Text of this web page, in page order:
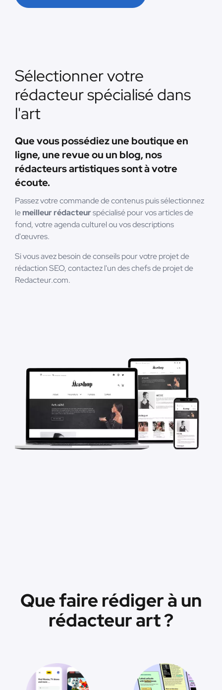
Sélectionner votre
rédacteur spécialisé dans
l'art
Que vous possédiez une boutique en
ligne, une revue ou un blog, nos
rédacteurs artistiques sont à votre
écoute.
Passez votre commande de contenus puis sélectionnez
lemeilleur rédacteurspécialisé pour vos articles de
fond, votre agenda culturel ou vos descriptions
d'œuvres.
Si vous avez besoin de conseils pour votre projet de
rédaction SEO, contactez l'un des chefs de projet de
Redacteur.com.
Que faire rédiger à un
rédacteur art ?